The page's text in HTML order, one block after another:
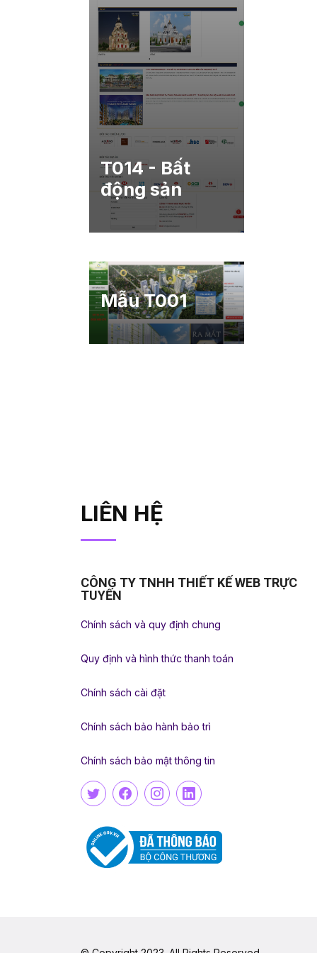
T014 - Bất
động sản
Mẫu T001
LIÊN HỆ
CÔNG TY TNHH THIẾT KẾ WEB TRỰC
TUYẾN
Chính sách và quy định chung
Quy định và hình thức thanh toán
Chính sách cài đặt
Chính sách bảo hành bảo trì
Chính sách bảo mật thông tin